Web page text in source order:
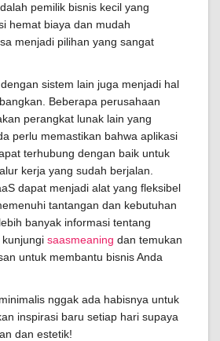
pemilik bisnis kecil yang
hemat biaya dan mudah
menjadi pilihan yang sangat
sistem lain juga menjadi hal
Beberapa perusahaan
perangkat lunak lain yang
perlu memastikan bahwa aplikasi
terhubung dengan baik untuk
kerja yang sudah berjalan.
dapat menjadi alat yang fleksibel
tantangan dan kebutuhan
banyak informasi tentang
saasmeaning dan temukan
untuk membantu bisnis Anda
nggak ada habisnya untuk
inspirasi baru setiap hari supaya
dan estetik!